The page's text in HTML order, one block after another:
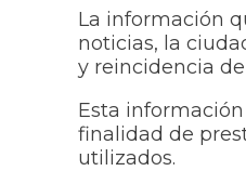
La información
noticias, la
y reincidencia
Esta
finalidad de
utilizados.